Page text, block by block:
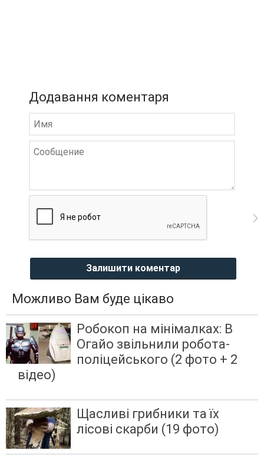
Додавання коментаря
Залишити коментар
Можливо Вам буде цікаво
Робокоп на мінімалках: В
Огайо звільнили робота-
поліцейського (2 фото + 2
відео)
Щасливі грибники та їх
лісові скарби (19 фото)